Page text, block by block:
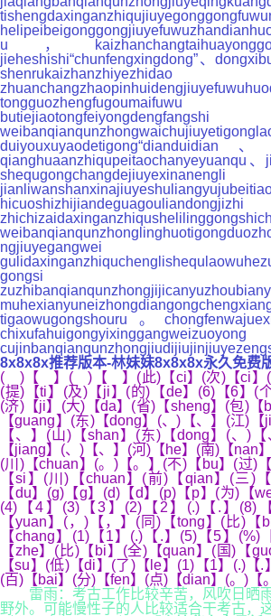
u，
jieheshishi“chunfengxingdong”、
duiyouxuyaodetigong“dianduidian
qianghuaanzhiqupeitaochanyeyuanqu、
tigaowugongshouru。
8x8x8x推荐版本-林妹妹8x8x8x永久免费
( )【 】( )【 】(此)【ci】(次)【ci】(
(提)【ti】(及)【ji】(的)【de】(6)【6】(
(济)【ji】(大)【da】(省)【sheng】(包)【
【guang】(东)【dong】(、)【、】(江)
【、】(山)【shan】(东)【dong】(、)
【jiang】(、)【、】(河)【he】(南)【nan
(川)【chuan】(。)【。】(不)【bu】(过)
【si】(川)【chuan】(前)【qian】(三)
【du】(g)【g】(d)【d】(p)【p】(为)【
(4)【4】(3)【3】(2)【2】(.)【.】(8)
【yuan】(，)【，】(同)【tong】(比)【
【chang】(1)【1】(.)【.】(5)【5】
【zhe】(比)【bi】(全)【quan】(国)【
【su】(低)【di】(了)【le】(1)【1】(.)【.
(百)【bai】(分)【fen】(点)【dian】(。)【
雷雨： 考古工作比较辛苦，风吹日晒
野外。可能慢性子的人比较适合干考古，